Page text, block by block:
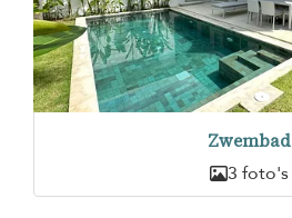
Zwembad
3 foto's